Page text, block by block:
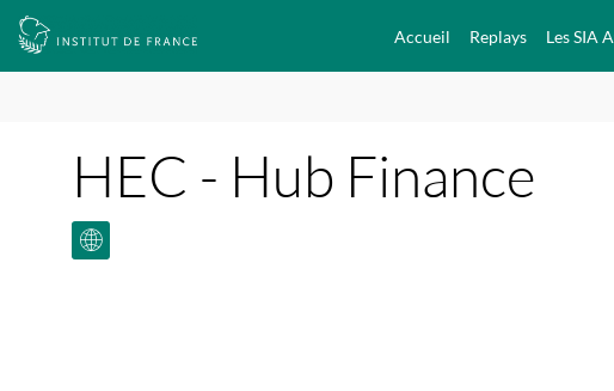
Accueil Replays Les SIA
HEC - Hub Finance